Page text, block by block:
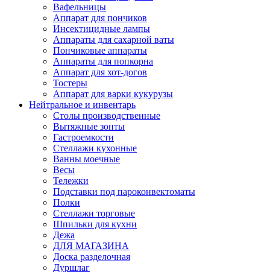
Вафельницы
Аппарат для пончиков
Инсектицидные лампы
Аппараты для сахарной ваты
Пончиковые аппараты
Аппараты для попкорна
Аппарат для хот-догов
Тостеры
Аппарат для варки кукурузы
Нейтральное и инвентарь
Столы производственные
Вытяжные зонты
Гастроемкости
Стеллажи кухонные
Ванны моечные
Весы
Тележки
Подставки под пароконвектоматы
Полки
Стеллажи торговые
Шпильки для кухни
Дежа
ДЛЯ МАГАЗИНА
Доска разделочная
Дуршлаг